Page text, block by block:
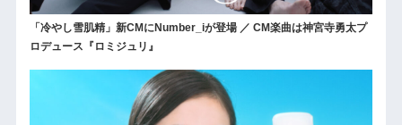
「冷やし雪肌精」新CMにNumber_iが登場 ／ CM楽曲は神宮寺勇太プ
ロデュース『ロミジュリ』